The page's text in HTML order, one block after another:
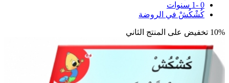
0 -1 سنوات
كُشْكُشْ في الروضة
10% تخفيض على المنتج الثاني